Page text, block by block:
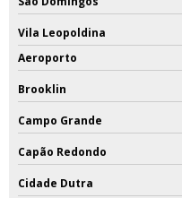
Vila Leopoldina
Aeroporto
Brooklin
Campo Grande
Capão Redondo
Cidade Dutra